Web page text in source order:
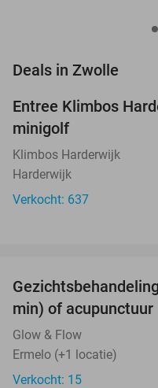
Deals in Zwolle
Entree Klimbos
minigolf
Klimbos Harderwijk
Harderwijk
Verkocht: 637
TODAY
min) of acupunctuur
Glow & Flow
Ermelo (+1 locatie)
Verkocht: 15